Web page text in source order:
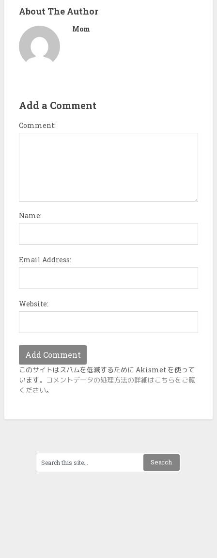
About The Author
Mom
Add a Comment
Comment:
Name:
Email Address:
Website:
このサイトはスパムを低減するために Akismet を使って
います。 コメントデータの処理方法の詳細はこちらをご覧
ください。